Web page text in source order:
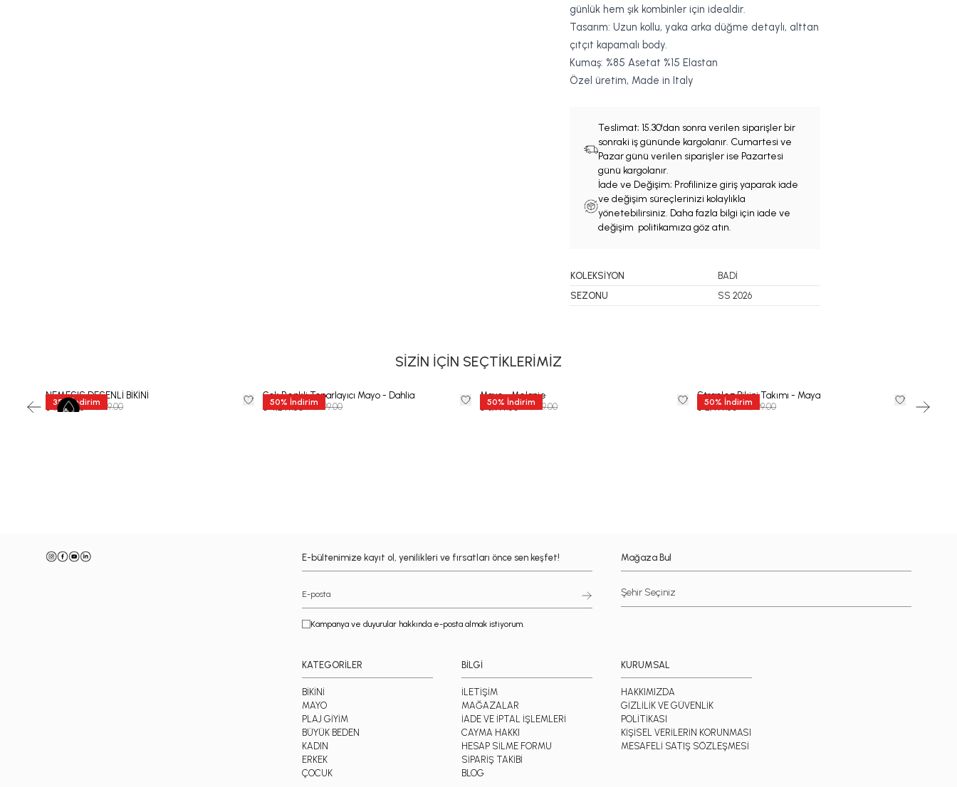
günlük hem şık kombinler için idealdir.
Tasarım: Uzun kollu, yaka arka düğme detaylı, alttan
çıtçıt kapamalı body.
Kumaş: %85 Asetat %15 Elastan
Özel üretim, Made in Italy
Teslimat; 15.30'dan sonra verilen siparişler bir
sonraki iş gününde kargolanır. Cumartesi ve
Pazar günü verilen siparişler ise Pazartesi
günü kargolanır.
İade ve Değişim; Profilinize giriş yaparak iade
ve değişim süreçlerinizi kolaylıkla
yönetebilirsiniz. Daha fazla bilgi için iade ve
değişim politikamıza göz atın.
KOLEKSİYON
BADİ
SEZONU
SS 2026
SİZİN İÇİN SEÇTİKLERİMİZ
35%İndirim
NEMESIS DESENLİ BİKİNİ
₺ 7,799.35₺ 11,999.00 50% İndirim
Çok Renkli Toparlayıcı Mayo - Dahlia
₺ 4,249.50₺ 8,499.00 50% İndirim
Mayo - Melanie
₺ 3,999.50₺ 7,999.00 50% İndirim
Straplez Bikini Takımı - Maya
₺ 2,499.50₺ 4,999.00 50
₺ 3,249.50
E-bültenimize kayıt ol, yenilikleri ve fırsatları önce sen keşfet!
Kampanya ve duyurular hakkında e-posta almak istiyorum.
Mağaza Bul
KATEGORİLER
BİKİNİ
MAYO
PLAJ GİYİM
BÜYÜK BEDEN
KADIN
ERKEK
ÇOCUK
BİLGİ
İLETİŞİM
MAĞAZALAR
İADE VE İPTAL İŞLEMLERİ
CAYMA HAKKI
HESAP SİLME FORMU
SİPARİŞ TAKİBİ
BLOG
KURUMSAL
HAKKIMIZDA
GİZLİLİK VE GÜVENLİK
POLİTİKASI
KİŞİSEL VERİLERİN KORUNMASI
MESAFELİ SATIŞ SÖZLEŞMESİ